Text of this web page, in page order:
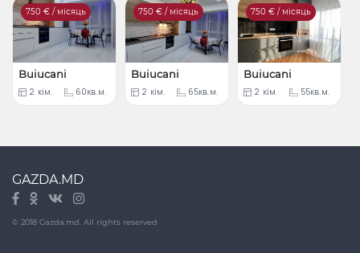
750 € / місяць
Buiucani
2 кім. 60кв.м.
750 € / місяць
Buiucani
2 кім. 65кв.м.
750 € / місяць
Buiucani
2 кім. 55кв.м.
GAZDA.MD
© 2018 Gazda.md. All rights reserved